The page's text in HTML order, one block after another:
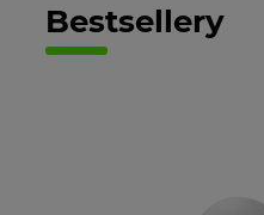
Bestsellery